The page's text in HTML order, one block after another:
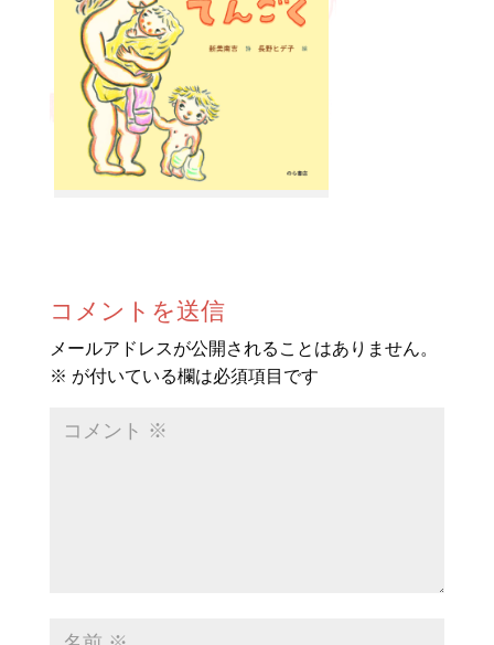
コメントを送信
メールアドレスが公開されることはありません。
※ が付いている欄は必須項目です